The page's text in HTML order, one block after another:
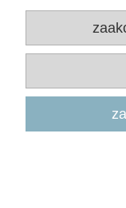
U nas bezpiecznie
Wojewódzki
Adres: Kazimierzowska